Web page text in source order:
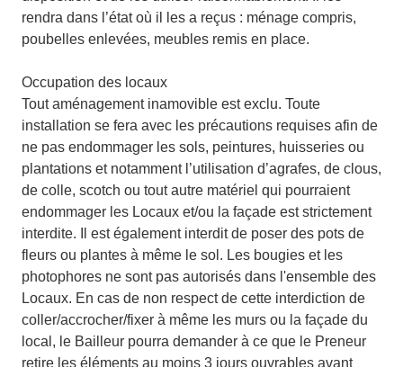
rendra dans l’état où il les a reçus : ménage compris,
poubelles enlevées, meubles remis en place.
Occupation des locaux
Tout aménagement inamovible est exclu. Toute
installation se fera avec les précautions requises afin de
ne pas endommager les sols, peintures, huisseries ou
plantations et notamment l’utilisation d’agrafes, de clous,
de colle, scotch ou tout autre matériel qui pourraient
endommager les Locaux et/ou la façade est strictement
interdite. Il est également interdit de poser des pots de
fleurs ou plantes à même le sol. Les bougies et les
photophores ne sont pas autorisés dans l'ensemble des
Locaux. En cas de non respect de cette interdiction de
coller/accrocher/fixer à même les murs ou la façade du
local, le Bailleur pourra demander à ce que le Preneur
retire les éléments au moins 3 jours ouvrables avant